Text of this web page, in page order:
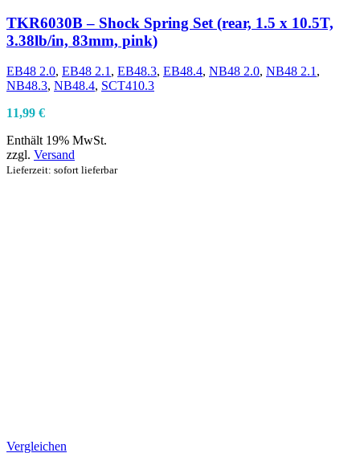
TKR6030B – Shock Spring Set (rear, 1.5 x 10.5T,
3.38lb/in, 83mm, pink)
EB48 2.0, EB48 2.1, EB48.3, EB48.4, NB48 2.0, NB48 2.1,
NB48.3, NB48.4, SCT410.3
11,99 €
Enthält 19% MwSt.
zzgl. Versand
Lieferzeit: sofort lieferbar
Vergleichen